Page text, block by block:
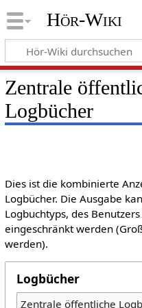
Hör-Wiki
Zentrale
Logbücher
Dies ist die kombinierte
Logbücher. Die Ausgabe
Logbuchtyps, des
eingeschränkt werden
werden).
Logbücher
Zentrale öffentliche